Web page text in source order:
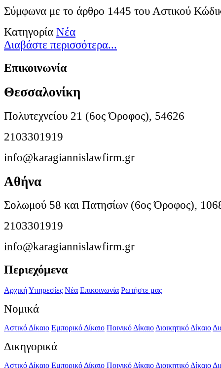
Σύμφωνα με το άρθρο 1445 του Αστικού
Κατηγορία Νέα
Διαβάστε περισσότερα...
Επικοινωνία
Θεσσαλονίκη
Πολυτεχνείου 21 (6ος Όροφος), 54626
2103301919
info@karagiannislawfirm.gr
Αθήνα
Σολωμού 58 και Πατησίων (6ος Όροφος),
2103301919
info@karagiannislawfirm.gr
Περιεχόμενα
ΑρχικήΥπηρεσίες Νέα Επικοινωνία Ρωτήστε μας
Νομικά
Αστικό Δίκαιο Εμπορικό Δίκαιο Ποινικό Δίκαιο Διοικητικό Δίκαιο
Δικηγορικά
Αστικό Δίκαιο Εμπορικό Δίκαιο Ποινικό Δίκαιο Διοικητικό Δίκαιο